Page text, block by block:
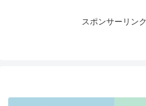
スポンサーリンク